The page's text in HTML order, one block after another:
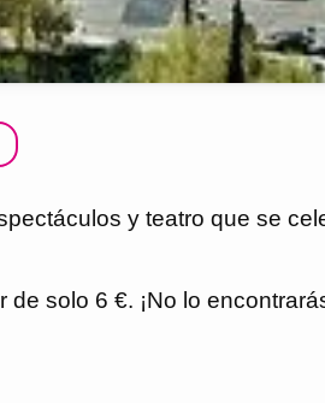
y teatro que se
solo 6 €. ¡No lo